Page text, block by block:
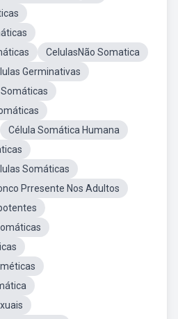
CelulasNão Somatica
Germinativas
Célula Somática Humana
Somáticas
Prresente Nos Adultos